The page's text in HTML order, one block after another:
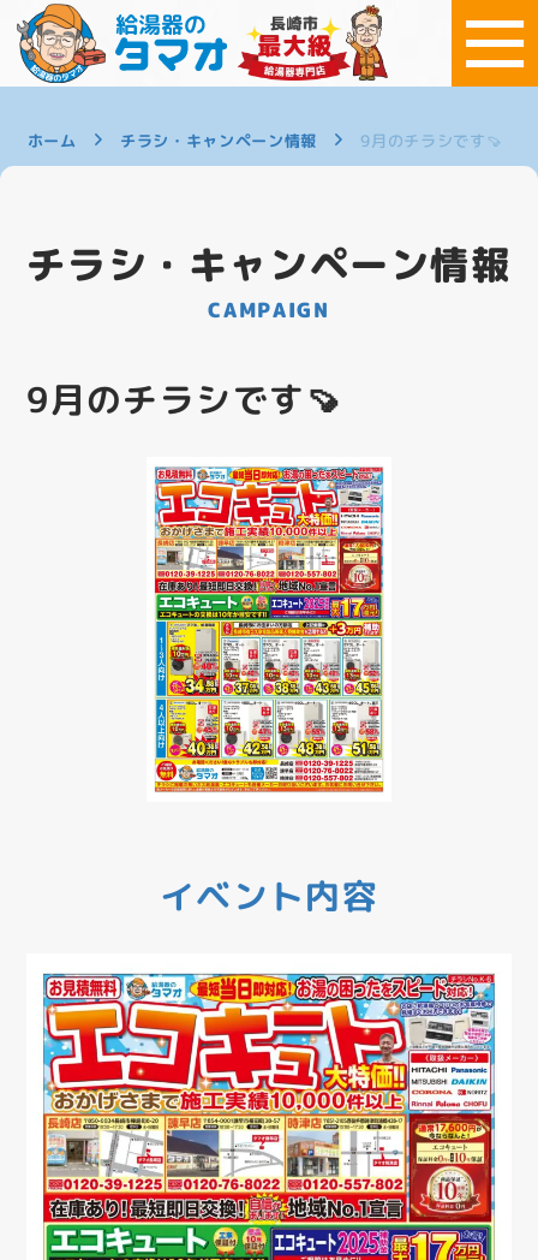
ホーム チラシ・キャンペーン情報 9月のチラシです🍠
チラシ・キャンペーン情報
CAMPAIGN
9月のチラシです🍠
イベント内容